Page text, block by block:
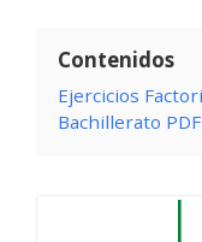
Contenidos
Ejercicios
Bachillerato